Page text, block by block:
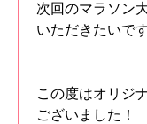
次回のマラソン
いただきたいで
この度はオリジ
ございました！